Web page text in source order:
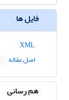
فایل ها
اصل مقاله
هم رسانی